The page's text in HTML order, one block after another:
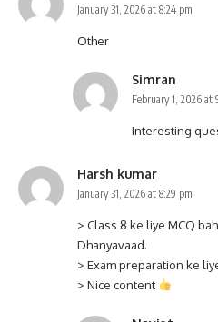
January 31, 2026 at 8:24 pm
Other
Simran
February 1, 2026 at
Interesting
Harsh kumar
January 31, 2026 at 8:29 pm
> Class 8 ke liye MCQ
Dhanyavaad.
> Exam preparation ke
> Nice content